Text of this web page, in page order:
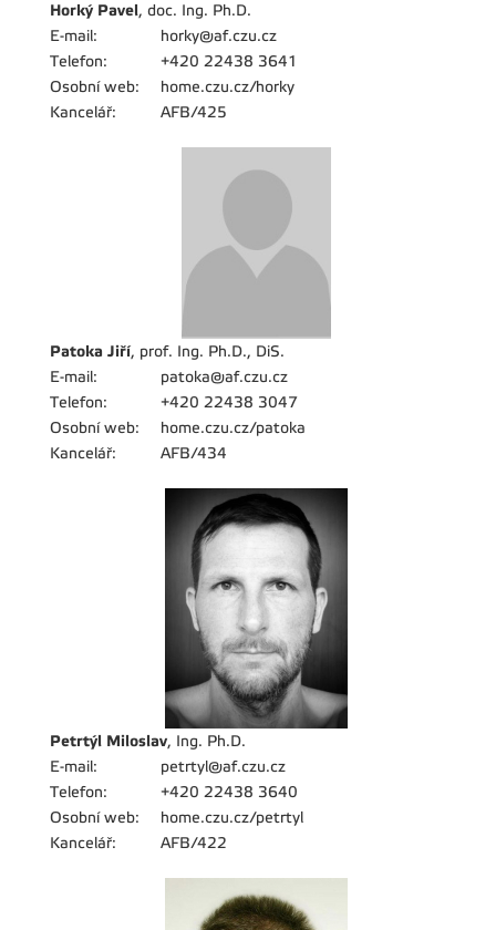
Horký Pavel, doc. Ing. Ph.D.
E-mail:
horky@af.czu.cz
Telefon:
+420 22438 3641
Osobní web:
home.czu.cz/horky
Kancelář:
AFB/425
Patoka Jiří, prof. Ing. Ph.D., DiS.
E-mail:
patoka@af.czu.cz
Telefon:
+420 22438 3047
Osobní web:
home.czu.cz/patoka
Kancelář:
AFB/434
Petrtýl Miloslav, Ing. Ph.D.
E-mail:
petrtyl@af.czu.cz
Telefon:
+420 22438 3640
Osobní web:
home.czu.cz/petrtyl
Kancelář:
AFB/422